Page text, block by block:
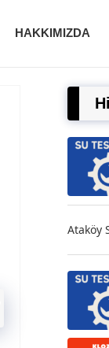
HAKKIMIZDA
Ataköy